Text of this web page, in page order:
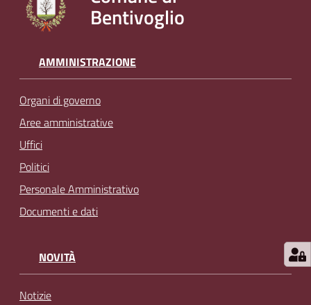
Tutti
gli
Seguici
su
Bentivoglio
AMMINISTRAZIONE
Organi di governo
Aree amministrative
Uffici
Politici
Personale Amministrativo
Documenti e dati
NOVITÀ
Notizie